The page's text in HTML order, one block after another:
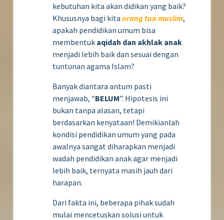
kebutuhan kita akan didikan yang baik?
Khususnya bagi kita orang tua muslim,
apakah pendidikan umum bisa
membentuk aqidah dan akhlak anak
menjadi lebih baik dan sesuai dengan
tuntunan agama Islam?
Banyak diantara antum pasti
menjawab, “BELUM”. Hipotesis ini
bukan tanpa alasan, tetapi
berdasarkan kenyataan! Demikianlah
kondisi pendidikan umum yang pada
awalnya sangat diharapkan menjadi
wadah pendidikan anak agar menjadi
lebih baik, ternyata masih jauh dari
harapan.
Dari fakta ini, beberapa pihak sudah
mulai mencetuskan solusi untuk